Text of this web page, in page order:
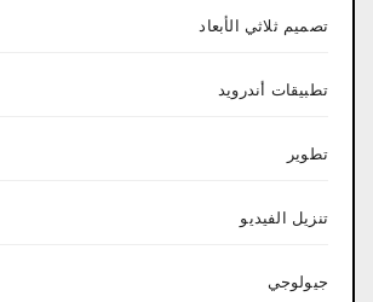
تصميم ثلاثي الأبعاد
تطبيقات أندرويد
تطوير
تنزيل الفيديو
جيولوجي